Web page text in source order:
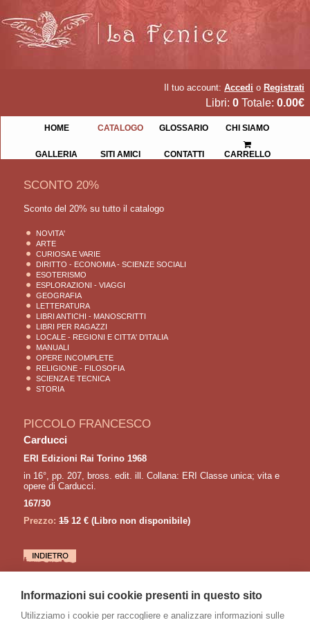
Il tuo account: Accedi o Registrati
Libri: 0 Totale: 0.00€
HOME CATALOGO GLOSSARIO CHI SIAMO
GALLERIA SITI AMICI CONTATTI CARRELLO
SCONTO 20%
Sconto del 20% su tutto il catalogo
NOVITA'
ARTE
CURIOSA E VARIE
DIRITTO - ECONOMIA - SCIENZE SOCIALI
ESOTERISMO
ESPLORAZIONI - VIAGGI
GEOGRAFIA
LETTERATURA
LIBRI ANTICHI - MANOSCRITTI
LIBRI PER RAGAZZI
LOCALE - REGIONI E CITTA' D'ITALIA
MANUALI
OPERE INCOMPLETE
RELIGIONE - FILOSOFIA
SCIENZA E TECNICA
STORIA
PICCOLO FRANCESCO
Carducci
ERI Edizioni Rai Torino 1968
in 16°, pp. 207, bross. edit. ill. Collana: ERI Classe unica; vita e
opere di Carducci.
167/30
Prezzo: 1512 € (Libro non disponibile)
DEL GUZZO Giovanni
Informazioni sui cookie presenti in questo sito
Utilizziamo i cookie per raccogliere e analizzare informazioni sulle